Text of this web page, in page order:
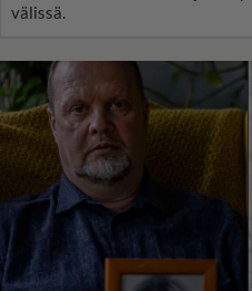
välissä.